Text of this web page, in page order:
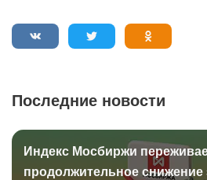
Последние новости
Индекс Мосбиржи
продолжительное снижение